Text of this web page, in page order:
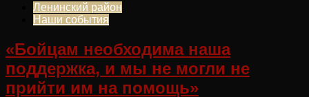
Ленинский район
Наши события
«Бойцам необходима наша
поддержка, и мы не могли не
прийти им на помощь»